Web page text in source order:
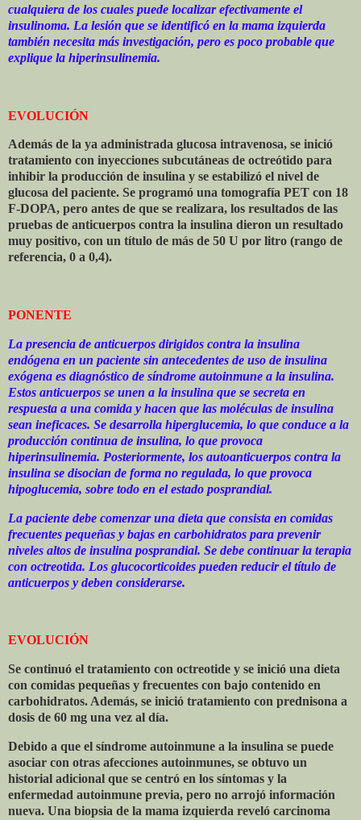
cualquiera de los cuales puede localizar efectivamente el
insulinoma. La lesión que se identificó en la mama izquierda
también necesita más investigación, pero es poco probable que
explique la hiperinsulinemia.
EVOLUCIÓN
Además de la ya administrada glucosa intravenosa, se inició
tratamiento con inyecciones subcutáneas de octreótido para
inhibir la producción de insulina y se estabilizó el nivel de
glucosa del paciente. Se programó una tomografía PET con 18
F-DOPA, pero antes de que se realizara, los resultados de las
pruebas de anticuerpos contra la insulina dieron un resultado
muy positivo, con un título de más de 50 U por litro (rango de
referencia, 0 a 0,4).
PONENTE
La presencia de anticuerpos dirigidos contra la insulina
endógena en un paciente sin antecedentes de uso de insulina
exógena es diagnóstico de síndrome autoinmune a la insulina.
Estos anticuerpos se unen a la insulina que se secreta en
respuesta a una comida y hacen que las moléculas de insulina
sean ineficaces. Se desarrolla hiperglucemia, lo que conduce a la
producción continua de insulina, lo que provoca
hiperinsulinemia. Posteriormente, los autoanticuerpos contra la
insulina se disocian de forma no regulada, lo que provoca
hipoglucemia, sobre todo en el estado posprandial.
La paciente debe comenzar una dieta que consista en comidas
frecuentes pequeñas y bajas en carbohidratos para prevenir
niveles altos de insulina posprandial. Se debe continuar la terapia
con octreotida. Los glucocorticoides pueden reducir el título de
anticuerpos y deben considerarse.
EVOLUCIÓN
Se continuó el tratamiento con octreotide y se inició una dieta
con comidas pequeñas y frecuentes con bajo contenido en
carbohidratos. Además, se inició tratamiento con prednisona a
dosis de 60 mg una vez al día.
Debido a que el síndrome autoinmune a la insulina se puede
asociar con otras afecciones autoinmunes, se obtuvo un
historial adicional que se centró en los síntomas y la
enfermedad autoinmune previa, pero no arrojó información
nueva. Una biopsia de la mama izquierda reveló carcinoma